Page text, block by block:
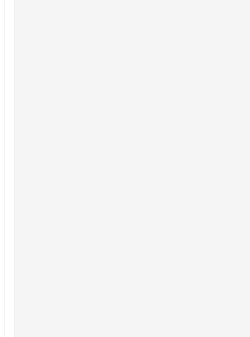
Росія атакувала Суми
торговельний центр,
Топпосадовцю Повітряних